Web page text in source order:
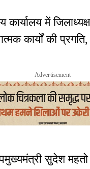
में
कार्यों की
Advertisement
सुदेश